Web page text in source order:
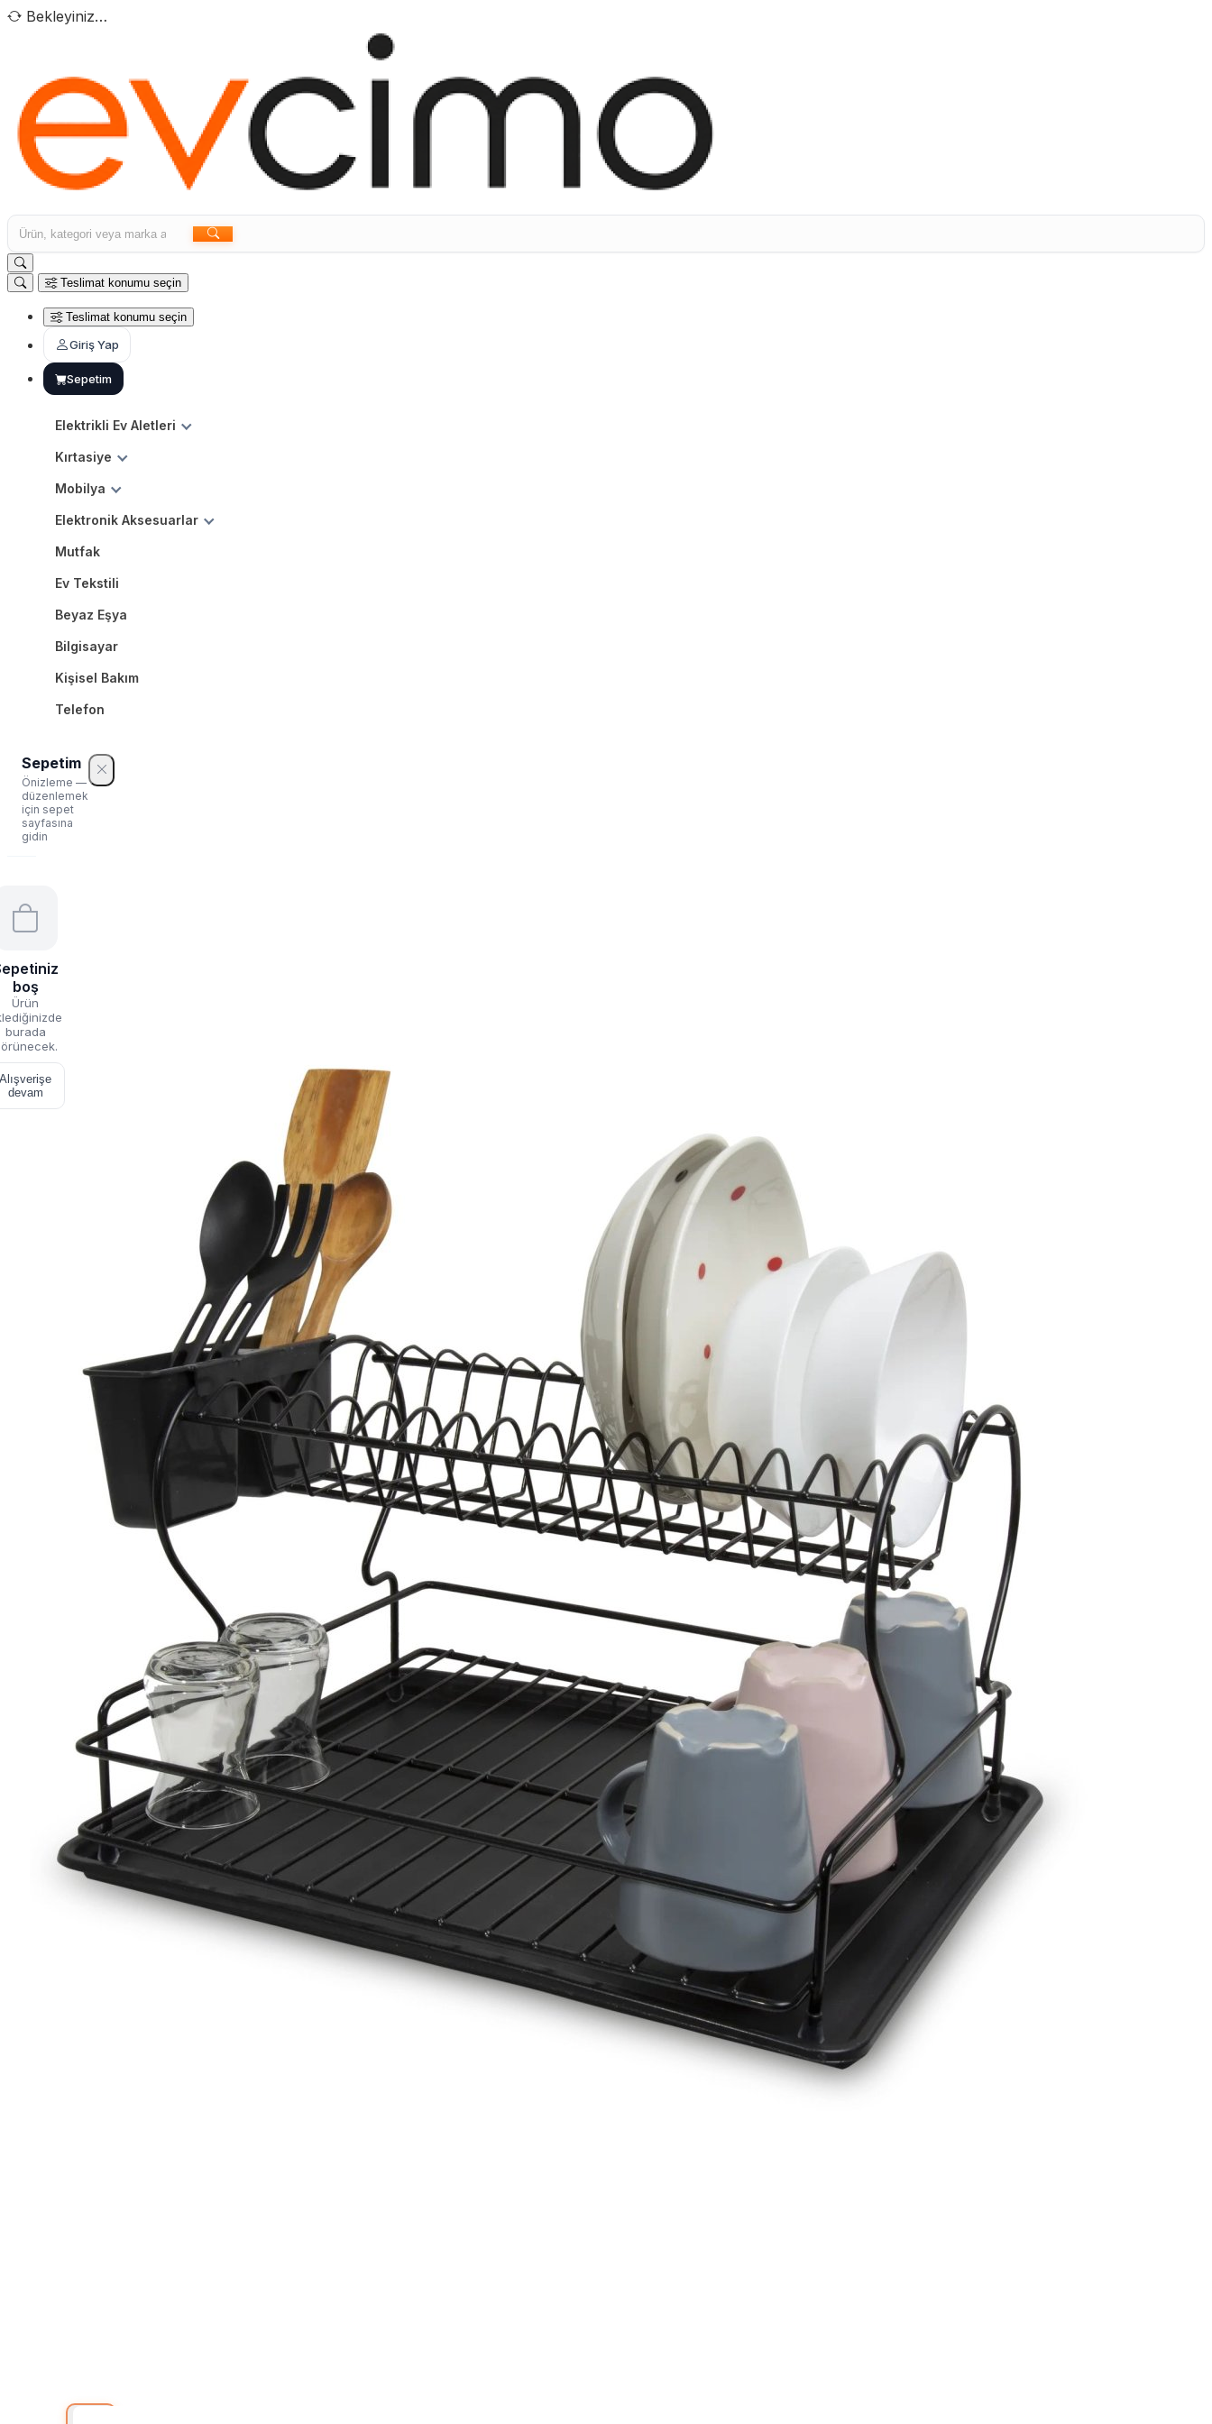
Bekleyiniz…
Teslimat konumu seçin
Teslimat konumu seçin
Giriş Yap
Sepetim
Elektrikli Ev Aletleri
Kırtasiye
Mobilya
Elektronik Aksesuarlar
Mutfak
Ev Tekstili
Beyaz Eşya
Bilgisayar
Kişisel Bakım
Telefon
Sepetim
Önizleme —
düzenlemek
için sepet
sayfasına
gidin
boş
Ürün
burada
Alışverişe
devam